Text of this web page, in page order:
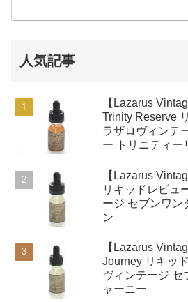
人気記事
【Lazarus
Trinity Reserve
ラザロヴィンテ
ー トリニティー
【Lazarus
リキッドレビュ
ージ セブンワン
ン
【Lazarus
Journey リキッ
ヴィンテージ セ
ャーニー